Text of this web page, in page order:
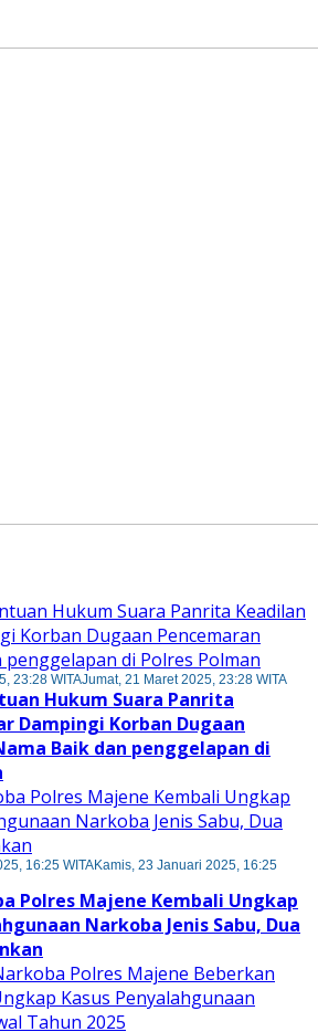
23:28 WITAJumat, 21 Maret 2025, 23:28 WITA
Hukum Suara Panrita
Dampingi Korban Dugaan
Baik dan penggelapan di
16:25 WITAKamis, 23 Januari 2025, 16:25
Polres Majene Kembali Ungkap
Narkoba Jenis Sabu, Dua